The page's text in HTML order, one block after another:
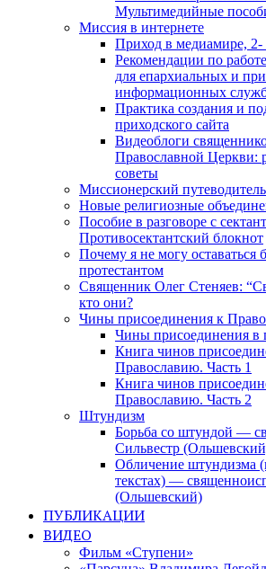
Мультимедийные
Миссия в интернете
Приход в медиамире, 2-
Рекомендации по
для епархиальных и
информационных
Практика создания и
приходского сайта
Видеоблоги
Православной Церкви:
советы
Миссионерский
Новые религиозные
Пособие в разговоре с
Противосектантский блокнот
Почему я не могу оставаться
протестантом
Священник Олег Стеняев:
кто они?
Чины присоединения к
Чины присоединения в
Книга чинов
Православию. Часть 1
Книга чинов
Православию. Часть 2
Штундизм
Борьба со штундой —
Сильвестр
Обличение штундизма
текстах) —
(Ольшевский)
ПУБЛИКАЦИИ
ВИДЕО
Фильм «Ступени»